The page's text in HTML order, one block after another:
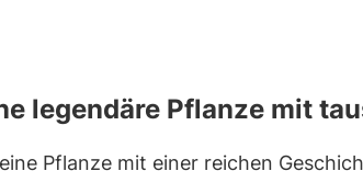
legendäre Pflanze mit
Pflanze mit einer reichen